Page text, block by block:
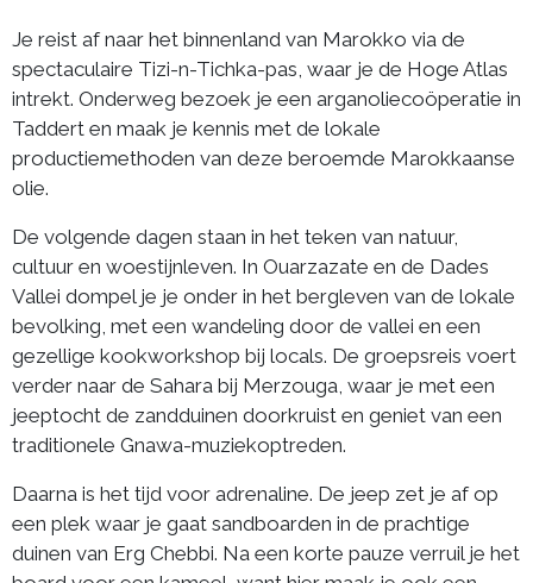
Je reist af naar het binnenland van Marokko via de
spectaculaire Tizi-n-Tichka-pas, waar je de Hoge Atlas
intrekt. Onderweg bezoek je een arganoliecoöperatie in
Taddert en maak je kennis met de lokale
productiemethoden van deze beroemde Marokkaanse
olie.
De volgende dagen staan in het teken van natuur,
cultuur en woestijnleven. In Ouarzazate en de Dades
Vallei dompel je je onder in het bergleven van de lokale
bevolking, met een wandeling door de vallei en een
gezellige kookworkshop bij locals. De groepsreis voert
verder naar de Sahara bij Merzouga, waar je met een
jeeptocht de zandduinen doorkruist en geniet van een
traditionele Gnawa-muziekoptreden.
Daarna is het tijd voor adrenaline. De jeep zet je af op
een plek waar je gaat sandboarden in de prachtige
duinen van Erg Chebbi. Na een korte pauze verruil je het